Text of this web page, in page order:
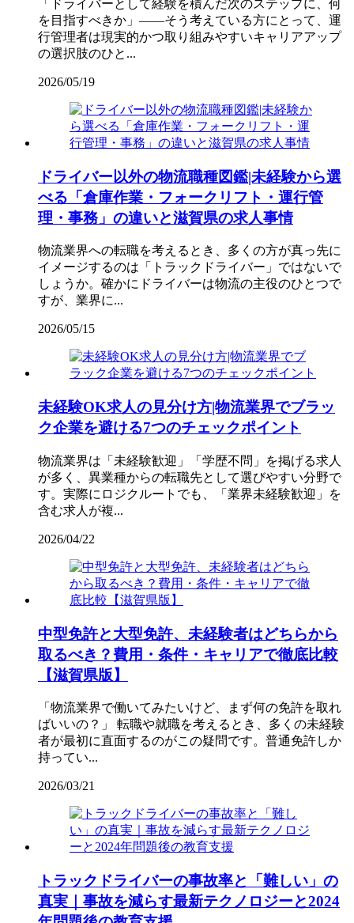
「ドライバーとして経験を積んだ次のステップに、何
を目指すべきか」――そう考えている方にとって、運
行管理者は現実的かつ取り組みやすいキャリアアップ
の選択肢のひと...
2026/05/19
ドライバー以外の物流職種図鑑|未経験から選
べる「倉庫作業・フォークリフト・運行管
理・事務」の違いと滋賀県の求人事情
物流業界への転職を考えるとき、多くの方が真っ先に
イメージするのは「トラックドライバー」ではないで
しょうか。確かにドライバーは物流の主役のひとつで
すが、業界に...
2026/05/15
未経験OK求人の見分け方|物流業界でブラッ
ク企業を避ける7つのチェックポイント
物流業界は「未経験歓迎」「学歴不問」を掲げる求人
が多く、異業種からの転職先として選びやすい分野で
す。実際にロジクルートでも、「業界未経験歓迎」を
含む求人が複...
2026/04/22
中型免許と大型免許、未経験者はどちらから
取るべき？費用・条件・キャリアで徹底比較
【滋賀県版】
「物流業界で働いてみたいけど、まず何の免許を取れ
ばいいの？」 転職や就職を考えるとき、多くの未経験
者が最初に直面するのがこの疑問です。普通免許しか
持ってい...
2026/03/21
トラックドライバーの事故率と「難しい」の
真実｜事故を減らす最新テクノロジーと2024